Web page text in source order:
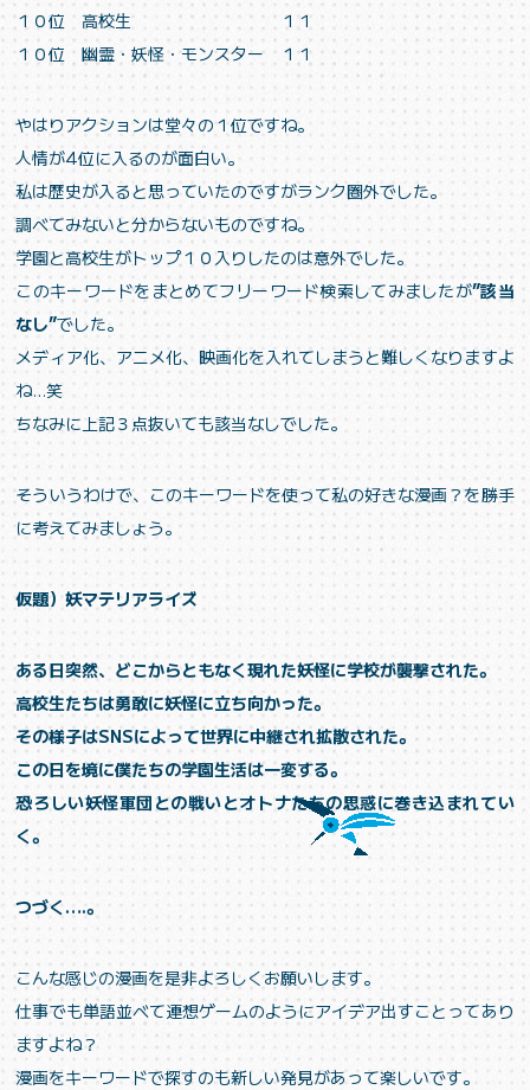
１０位 高校生 １１
１０位 幽霊・妖怪・モンスター １１
やはりアクションは堂々の１位ですね。
人情が4位に入るのが面白い。
私は歴史が入ると思っていたのですがランク圏外でした。
調べてみないと分からないものですね。
学園と高校生がトップ１０入りしたのは意外でした。
このキーワードをまとめてフリーワード検索してみましたが”該当
なし”でした。
メディア化、アニメ化、映画化を入れてしまうと難しくなりますよ
ね…笑
ちなみに上記３点抜いても該当なしでした。
そういうわけで、このキーワードを使って私の好きな漫画？を勝手
に考えてみましょう。
仮題）妖マテリアライズ
ある日突然、どこからともなく現れた妖怪に学校が襲撃された。
高校生たちは勇敢に妖怪に立ち向かった。
その様子はSNSによって世界に中継され拡散された。
この日を境に僕たちの学園生活は一変する。
恐ろしい妖怪軍団との戦いとオトナたちの思惑に巻き込まれてい
く。
つづく….。
こんな感じの漫画を是非よろしくお願いします。
仕事でも単語並べて連想ゲームのようにアイデア出すことってあり
ますよね？
漫画をキーワードで探すのも新しい発見があって楽しいです。